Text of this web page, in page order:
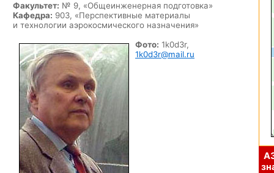
Факультет: № 9, «Общеинженерная подготовка»
Кафедра: 903, «Перспективные материалы
и технологии аэрокосмического назначения»
Фото: 1k0d3r,
1k0d3r@mail.ru